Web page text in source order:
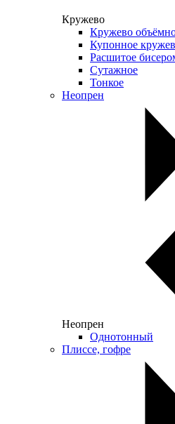
Кружево
Кружево
Купонное
Расшитое
Сутажное
Тонкое
Неопрен
Неопрен
Однотонный
Плиссе, гофре